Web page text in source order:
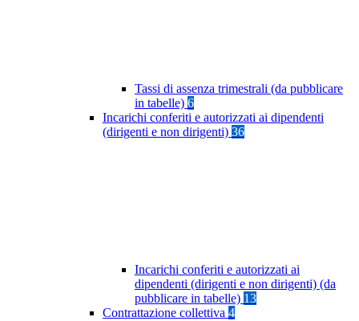
Tassi di assenza trimestrali (da pubblicare
in tabelle) 6
Incarichi conferiti e autorizzati ai dipendenti
(dirigenti e non dirigenti) 36
Incarichi conferiti e autorizzati ai
dipendenti (dirigenti e non dirigenti) (da
pubblicare in tabelle) 13
Contrattazione collettiva 4